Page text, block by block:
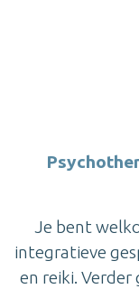
Je bent
integratieve
en reiki.